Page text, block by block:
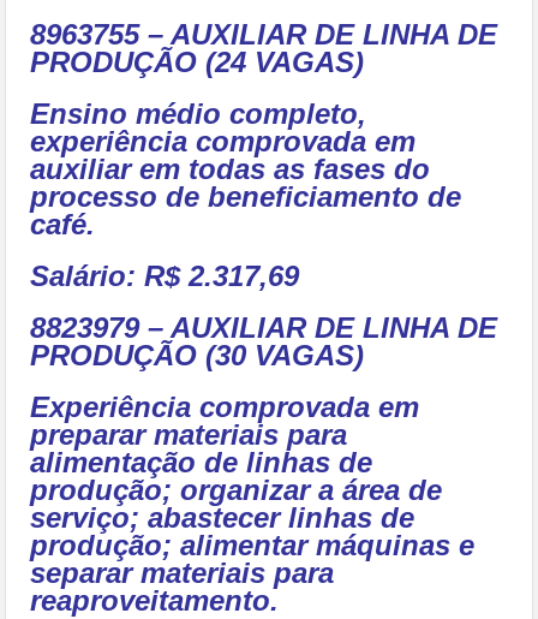
8963755 – AUXILIAR DE LINHA DE
PRODUÇÃO (24 VAGAS)
Ensino médio completo,
experiência comprovada em
auxiliar em todas as fases do
processo de beneficiamento de
café.
Salário: R$ 2.317,69
8823979 – AUXILIAR DE LINHA DE
PRODUÇÃO (30 VAGAS)
Experiência comprovada em
preparar materiais para
alimentação de linhas de
produção; organizar a área de
serviço; abastecer linhas de
produção; alimentar máquinas e
separar materiais para
reaproveitamento.